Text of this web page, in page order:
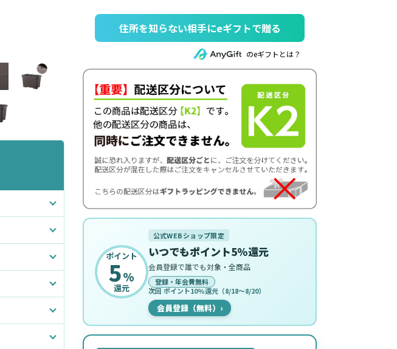
住所を知らない相手にeギフトで贈る
のeギフトとは？
ポイント
5%
還元
公式WEBショップ限定
いつでもポイント5%還元
会員登録で誰でも対象・全商品
登録・年会費無料
次回 ポイント10%還元（8/18〜8/20）
会員登録（無料） ›